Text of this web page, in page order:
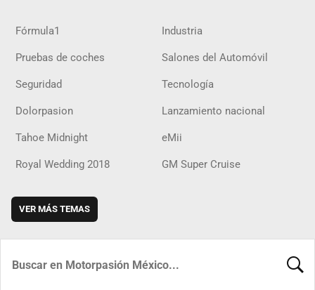
Fórmula1 Industria
Pruebas de coches Salones del Automóvil
Seguridad Tecnología
Dolorpasion Lanzamiento nacional
Tahoe Midnight eMii
Royal Wedding 2018 GM Super Cruise
VER MÁS TEMAS